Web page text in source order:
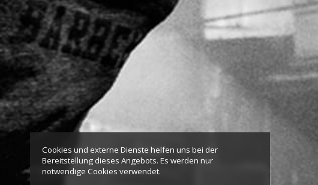
Cookies und externe Dienste helfen uns bei der
Bereitstellung dieses Angebots. Es werden nur
notwendige Cookies verwendet.